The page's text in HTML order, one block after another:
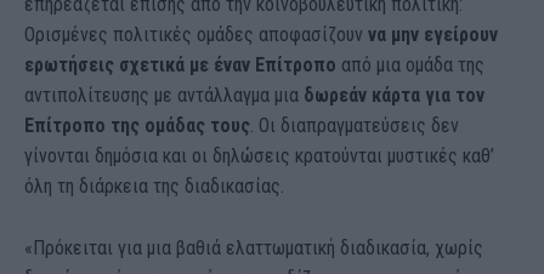
Ορισμένες πολιτικές ομάδες αποφασίζουν να μην εγείρουν
ερωτήσεις σχετικά με έναν Επίτροπο από μια ομάδα της
αντιπολίτευσης με αντάλλαγμα μια δωρεάν κάρτα για τον
Επίτροπο της ομάδας τους. Οι διαπραγματεύσεις δεν
γίνονται δημόσια και οι δηλώσεις κρατούνται μυστικές καθ’
όλη τη διάρκεια της διαδικασίας.
«Πρόκειται για μια βαθιά ελαττωματική διαδικασία, χωρίς